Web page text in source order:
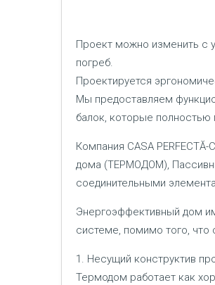
Проект можно изменить с
погреб.
Проектируется
Мы предоставляем
балок, которые полностью
Компания CASA
дома (ТЕРМОДОМ),
соединительными
Энергоэффективный дом
системе, помимо того, что
1. Несущий конструктив
Термодом работает как